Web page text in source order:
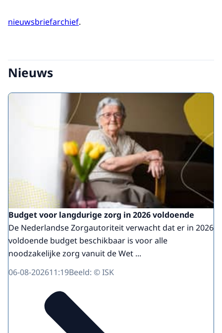
nieuwsbriefarchief.
Nieuws
Budget voor langdurige zorg in 2026 voldoende
De Nederlandse Zorgautoriteit verwacht dat er in 2026
voldoende budget beschikbaar is voor alle
noodzakelijke zorg vanuit de Wet ...
06-08-202611:19Beeld: © ISK